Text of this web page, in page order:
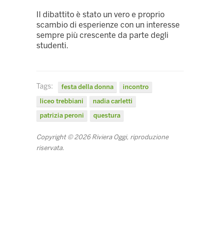
Il dibattito è stato un vero e proprio
scambio di esperienze con un interesse
sempre più crescente da parte degli
studenti.
Tags: festa della donna
incontro
liceo trebbiani
nadia carletti
patrizia peroni
questura
Copyright © 2026 Riviera Oggi, riproduzione
riservata.